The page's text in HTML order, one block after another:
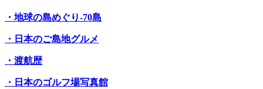
・地球の島めぐり-70島
・日本のご島地グルメ
・渡航歴
・日本のゴルフ場写真館